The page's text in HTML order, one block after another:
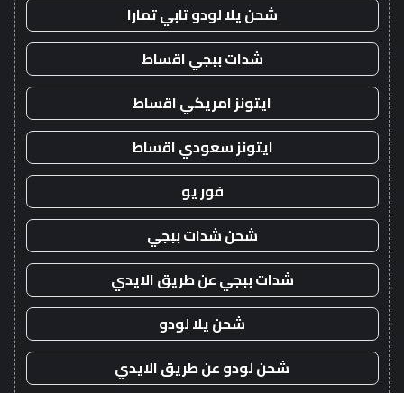
شحن يلا لودو تابي تمارا
شدات ببجي اقساط
ايتونز امريكي اقساط
ايتونز سعودي اقساط
فور يو
شحن شدات ببجي
شدات ببجي عن طريق الايدي
شحن يلا لودو
شحن لودو عن طريق الايدي